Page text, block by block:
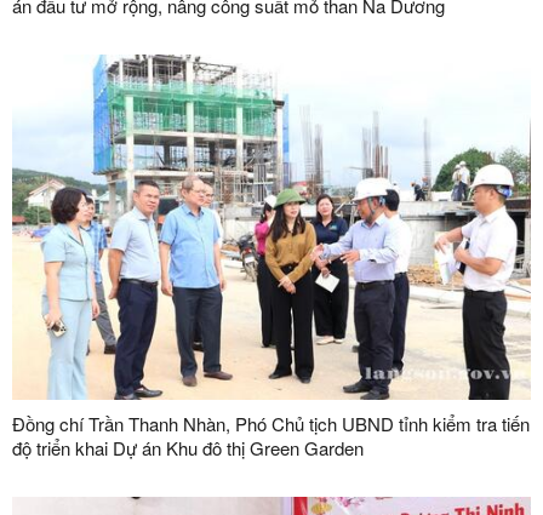
án đầu tư mở rộng, nâng công suất mỏ than Na Dương
Đồng chí Trần Thanh Nhàn, Phó Chủ tịch UBND tỉnh kiểm tra tiến
độ triển khai Dự án Khu đô thị Green Garden